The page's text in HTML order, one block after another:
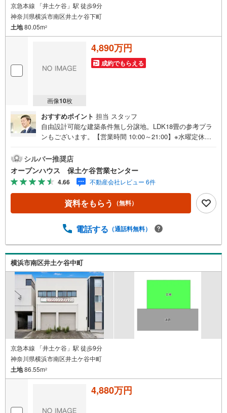
京急本線 「井土ケ谷」駅 徒歩9分
神奈川県横浜市南区井土ケ谷下町
土地80.05m2
画像10枚
4,890万円
成約でもらえる
おすすめポイント 担当 スタッフ
自由設計可能な建築条件無し分譲地。LDK18畳の参考プラ
ンもございます。【営業時間 10:00～21:00】※水曜定休上
軽にご連絡ください！現地を見学される場合は「室内・現
地を見学する（無料）」ボタンよりご希望の日時をご記入
いただけますとスムーズにご案内が可能です。◎現地のご
案内について・平日や夜遅い時間帯もご案内が可能 ※定休
日を除く・経験豊富なスタッフが物件詳細を丁寧にご説明
いたします。・車でご自宅や最寄り駅等、ご指定の場所ま
◎個別FP相談会 無料物件のご紹介だけでなく住宅ロー
いう方も大歓迎です！年間8000棟以上の限定物件を発表し
ているオープンハウスだから出会える物件が多数ございま
す。ぜひお気軽にご連絡・ご相談ください！※限定物件:当
社のみ、もしくは当社を含めた数社でのみご紹介可能なオ
ープンハウス・ディベロップメントの物件
シルバー推奨店
オープンハウス 保土ケ谷営業センター
4.66 不動産会社レビュー 6件
資料をもらう （無料）
電話する （通話料無料）
横浜市南区井土ケ谷中町
京急本線 「井土ケ谷」駅 徒歩9分
神奈川県横浜市南区井土ケ谷中町
土地86.55m2
4,880万円